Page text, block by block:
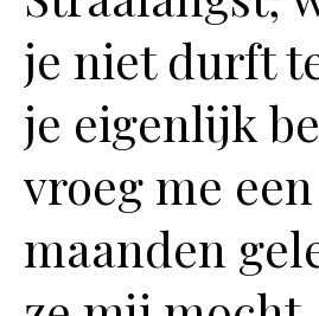
je niet durft
je eigenlijk
vroeg me
maanden